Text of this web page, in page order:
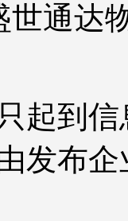
世通达
起到
发布